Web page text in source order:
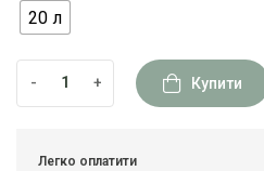
20 л
- + Купити
Легко оплатити